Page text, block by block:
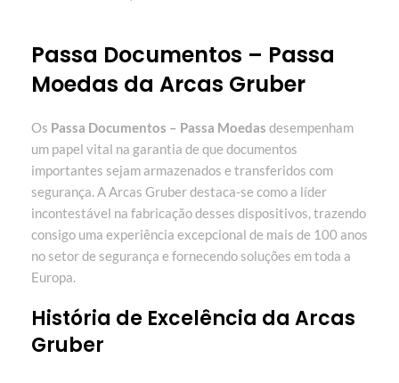
Passa Documentos – Passa
Moedas da Arcas Gruber
Os Passa Documentos – Passa Moedas desempenham
um papel vital na garantia de que documentos
importantes sejam armazenados e transferidos com
segurança. A Arcas Gruber destaca-se como a líder
incontestável na fabricação desses dispositivos, trazendo
consigo uma experiência excepcional de mais de 100 anos
no setor de segurança e fornecendo soluções em toda a
Europa.
História de Excelência da Arcas
Gruber